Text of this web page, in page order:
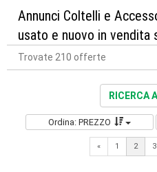
Annunci Coltelli e
usato e nuovo in vendita
Trovate 210 offerte
RICERCA
Ordina: PREZZO
«Previous
1 2 3